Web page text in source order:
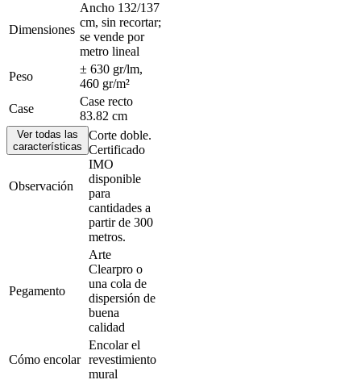
Dimensiones
Ancho 132/137
cm, sin recortar;
se vende por
metro lineal
Peso
± 630 gr/lm,
460 gr/m²
Case
Case recto
83.82 cm
Observación
Corte doble.
Certificado
IMO
disponible
para
cantidades a
partir de 300
metros.
Pegamento
Arte
Clearpro o
una cola de
dispersión de
buena
calidad
Cómo encolar
Encolar el
revestimiento
mural
Ver todas las
características
Contacto
instrucciones
Catálogos
Sostenibilidad
Solicitudes